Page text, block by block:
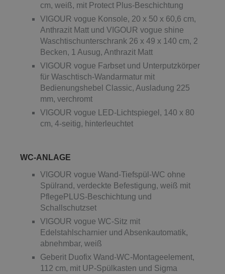
cm, weiß, mit Protect Plus-Beschichtung
VIGOUR vogue Konsole, 20 x 50 x 60,6 cm,
Anthrazit Matt und VIGOUR vogue shine
Waschtischunterschrank 26 x 49 x 140 cm, 2
Becken, 1 Ausug, Anthrazit Matt
VIGOUR vogue Farbset und Unterputzkörper
für Waschtisch-Wandarmatur mit
Bedienungshebel Classic, Ausladung 225
mm, verchromt
VIGOUR vogue LED-Lichtspiegel, 140 x 80
cm, 4-seitig, hinterleuchtet
WC-ANLAGE
VIGOUR vogue Wand-Tiefspül-WC ohne
Spülrand, verdeckte Befestigung, weiß mit
PflegePLUS-Beschichtung und
Schallschutzset
VIGOUR vogue WC-Sitz mit
Edelstahlscharnier und Absenkautomatik,
abnehmbar, weiß
Geberit Duofix Wand-WC-Montageelement,
112 cm, mit UP-Spülkasten und Sigma